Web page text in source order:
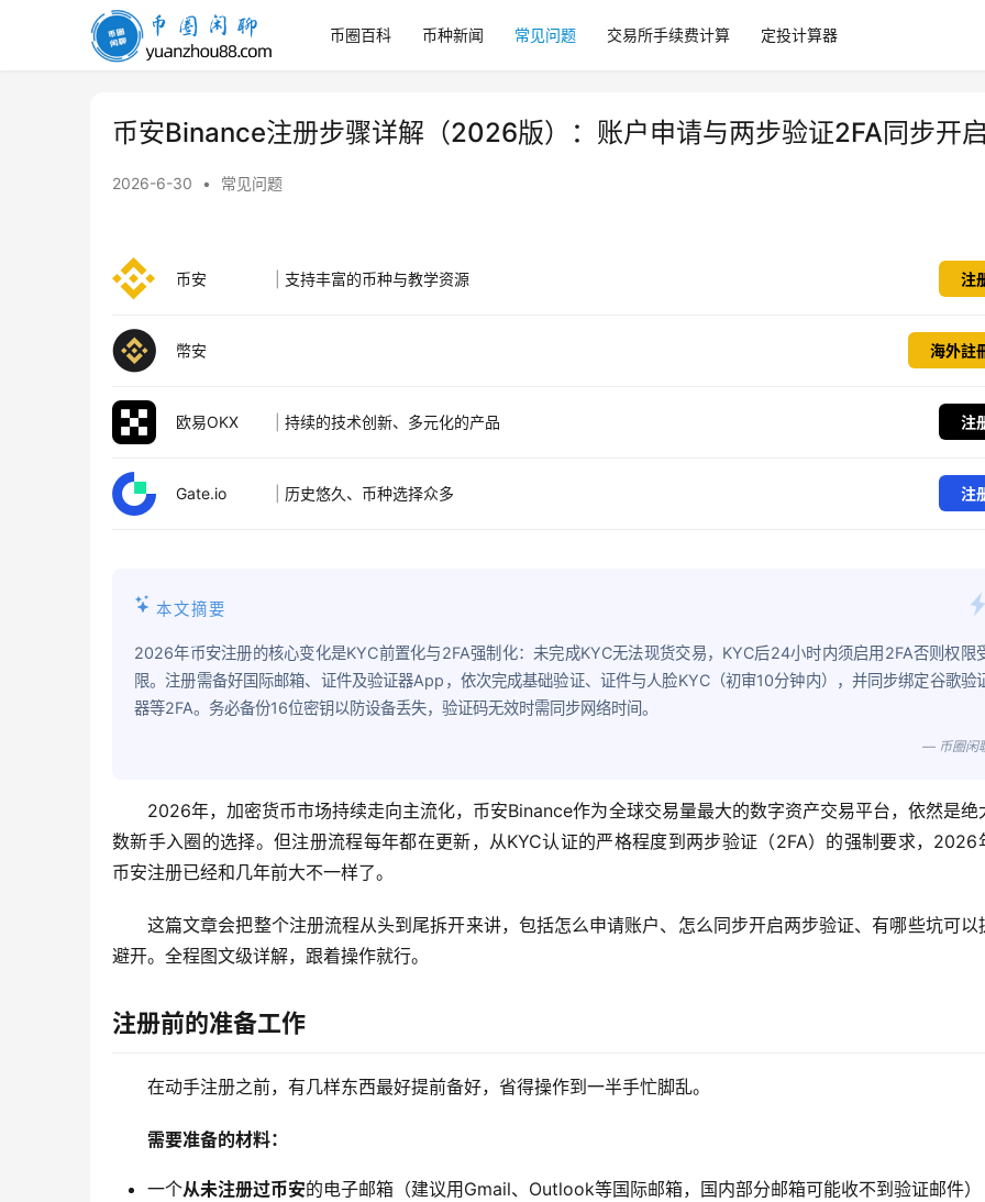
币
圈
币圈百科 币种新闻 常见问题 交易所手续费计算 定投计算器
币安Binance注册步骤详解（2026版）：账户申请与两步验证2FA同步开
2026-6-30 • 常见问题
币安 支持丰富的币种与教学资源 注
幣安 海外註
欧易OKX 持续的技术创新、多元化的产品 注
Gate.io 历史悠久、币种选择众多 注
本文摘要
2026年币安注册的核心变化是KYC前置化与2FA强制化：未完成KYC无法现货交易，KYC后24小时内须启用2FA否则权限
限。注册需备好国际邮箱、证件及验证器App，依次完成基础验证、证件与人脸KYC（初审10分钟内），并同步绑定谷歌验
器等2FA。务必备份16位密钥以防设备丢失，验证码无效时需同步网络时间。
— 币圈闲
2026年，加密货币市场持续走向主流化，币安Binance作为全球交易量最大的数字资产交易平台，依然是绝
数新手入圈的选择。但注册流程每年都在更新，从KYC认证的严格程度到两步验证（2FA）的强制要求，2026
币安注册已经和几年前大不一样了。
这篇文章会把整个注册流程从头到尾拆开来讲，包括怎么申请账户、怎么同步开启两步验证、有哪些坑可以
避开。全程图文级详解，跟着操作就行。
注册前的准备工作
在动手注册之前，有几样东西最好提前备好，省得操作到一半手忙脚乱。
需要准备的材料：
一个从未注册过币安的电子邮箱（建议用Gmail、Outlook等国际邮箱，国内部分邮箱可能收不到验证邮件）